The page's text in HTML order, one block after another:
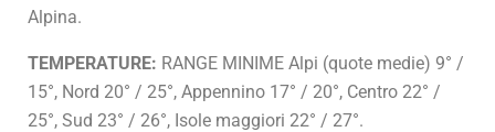
Alpina.
TEMPERATURE: RANGE MINIME Alpi (quote medie) 9° /
15°, Nord 20° / 25°, Appennino 17° / 20°, Centro 22° /
25°, Sud 23° / 26°, Isole maggiori 22° / 27°.